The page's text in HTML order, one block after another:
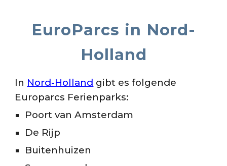
EuroParcs in Nord-
Holland
In Nord-Holland gibt es folgende
Europarcs Ferienparks:
Poort van Amsterdam
De Rijp
Buitenhuizen